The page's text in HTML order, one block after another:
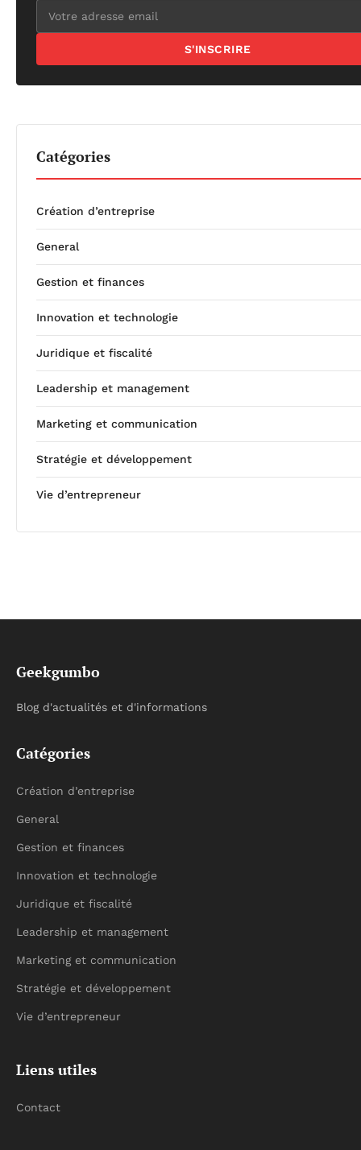
S'INSCRIRE
Catégories
Création d’entreprise
General
Gestion et finances
Innovation et technologie
Juridique et fiscalité
Leadership et management
Marketing et communication
Stratégie et développement
Vie d’entrepreneur
Geekgumbo
Blog d'actualités et d'informations
Catégories
Création d’entreprise
General
Gestion et finances
Innovation et technologie
Juridique et fiscalité
Leadership et management
Marketing et communication
Stratégie et développement
Vie d’entrepreneur
Liens utiles
Contact